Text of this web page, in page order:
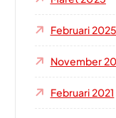
Februari 2025
November
Februari 2021